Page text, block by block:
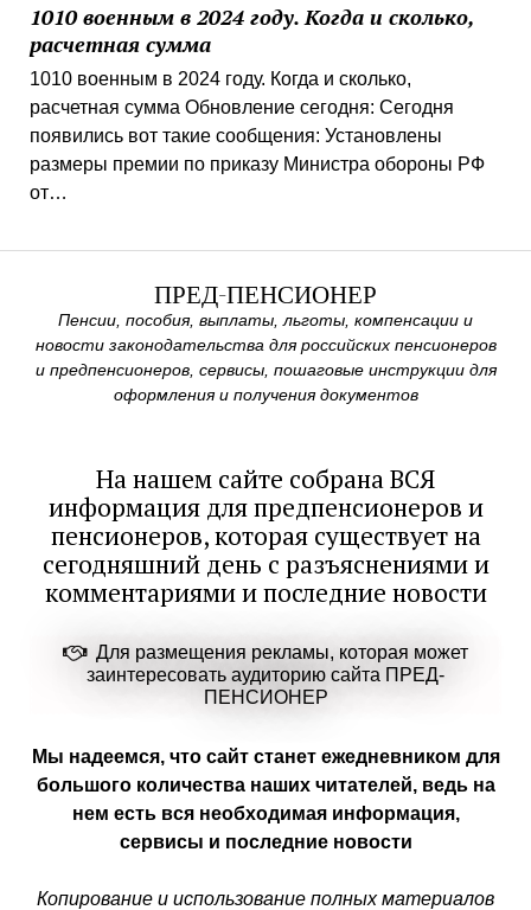
1010 военным в 2024 году. Когда и сколько,
расчетная сумма
1010 военным в 2024 году. Когда и сколько,
расчетная сумма Обновление сегодня: Сегодня
появились вот такие сообщения: Установлены
размеры премии по приказу Министра обороны РФ
от…
ПРЕД-ПЕНСИОНЕР
Пенсии, пособия, выплаты, льготы, компенсации и
новости законодательства для российских пенсионеров
и предпенсионеров, сервисы, пошаговые инструкции для
оформления и получения документов
На нашем сайте собрана ВСЯ
информация для предпенсионеров и
пенсионеров, которая существует на
сегодняшний день с разъяснениями и
комментариями и последние новости
Для размещения рекламы, которая может
заинтересовать аудиторию сайта ПРЕД-
ПЕНСИОНЕР
Мы надеемся, что сайт станет ежедневником для
большого количества наших читателей, ведь на
нем есть вся необходимая информация,
сервисы и последние новости
Копирование и использование полных материалов